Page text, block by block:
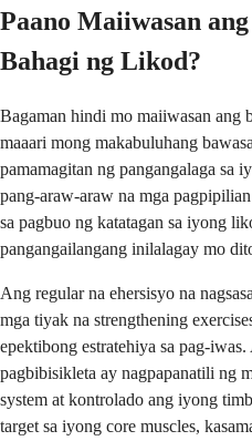
Paano Maiiwasan
Bahagi ng Likod?
Bagaman hindi mo maiiwasan ang
maaari mong makabuluhang
pamamagitan ng pangangalaga sa
pang-araw-araw na mga
sa pagbuo ng katatagan sa iyong
pangangailangang inilalagay mo
Ang regular na ehersisyo na
mga tiyak na strengthening
epektibong estratehiya sa pag-
pagbibisikleta ay nagpapanatili ng
system at kontrolado ang iyong
target sa iyong core muscles,